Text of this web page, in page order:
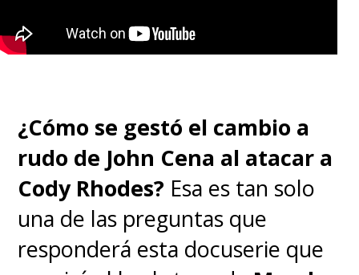
trampa logró quedarse con el
máximo cinturón de la WWE por
¿Cómo se gestó el cambio a
rudo de John Cena al atacar a
Cody Rhodes? Esa es tan solo
una de las preguntas que
responderá esta docuserie que